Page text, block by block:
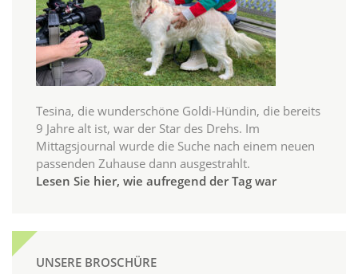
Tesina, die wunderschöne Goldi-Hündin, die bereits
9 Jahre alt ist, war der Star des Drehs. Im
Mittagsjournal wurde die Suche nach einem neuen
passenden Zuhause dann ausgestrahlt.
Lesen Sie hier, wie aufregend der Tag war
UNSERE BROSCHÜRE